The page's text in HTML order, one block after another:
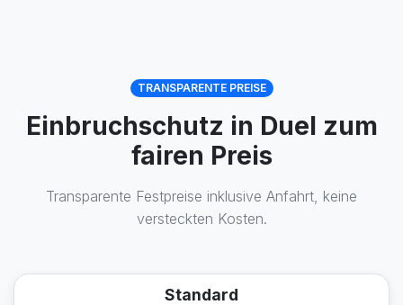
TRANSPARENTE PREISE
Einbruchschutz in Duel zum
fairen Preis
Transparente Festpreise inklusive Anfahrt, keine
versteckten Kosten.
Standard